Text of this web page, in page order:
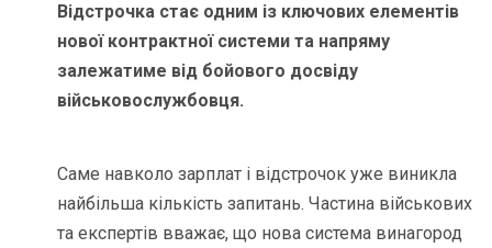
Відстрочка стає одним із ключових елементів
нової контрактної системи та напряму
залежатиме від бойового досвіду
військовослужбовця.
Саме навколо зарплат і відстрочок уже виникла
найбільша кількість запитань. Частина військових
та експертів вважає, що нова система винагород